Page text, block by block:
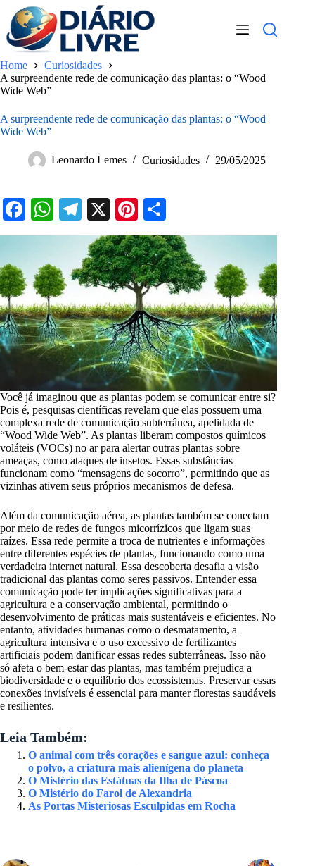
para
conteúdo
Home
Curiosidades
A surpreendente rede de comunicação das plantas: o “Wood
Wide Web”
A surpreendente rede de comunicação das plantas: o “Wood
Wide Web”
Leonardo Lemes Curiosidades 29/05/2025
Fa
ce
bo
ok
W
ha
ts
A
pp
Te
le
gr
a
m
X
Pi
nt
er
es
t
ha
re
Você já imaginou que as plantas podem se comunicar entre si?
Pois é, pesquisas científicas revelam que elas possuem uma
complexa rede de comunicação subterrânea, apelidada de
“Wood Wide Web”. As plantas liberam compostos químicos
voláteis (VOCs) no ar para alertar outras plantas sobre
ameaças, como ataques de insetos. Essas substâncias
funcionam como “mensagens de socorro”, permitindo que as
vizinhas ativem seus próprios mecanismos de defesa.
Além da comunicação aérea, as plantas também se conectam
por meio de redes de fungos micorrízicos que ligam suas
raízes. Essa rede permite a troca de nutrientes e informações
entre diferentes espécies de plantas, funcionando como uma
verdadeira internet natural. Essa descoberta desafia a visão
tradicional das plantas como seres passivos. Entender essa
comunicação pode ter implicações significativas para a
agricultura e a conservação ambiental, permitindo o
desenvolvimento de práticas mais sustentáveis e eficientes. No
entanto, atividades humanas como o desmatamento, a
agricultura intensiva e o uso excessivo de fertilizantes
artificiais podem danificar essas redes subterrâneas. Isso não
só afeta o bem-estar das plantas, mas também prejudica a
biodiversidade e o equilíbrio dos ecossistemas. Preservar essas
conexões invisíveis é essencial para manter florestas saudáveis
e resilientes.
Leia Também:
O animal com três corações e sangue azul: conheça
o polvo, a criatura mais alienígena do planeta
O Mistério das Estátuas da Ilha de Páscoa
O Mistério do Farol de Alexandria
As Portas Misteriosas Esculpidas em Rocha